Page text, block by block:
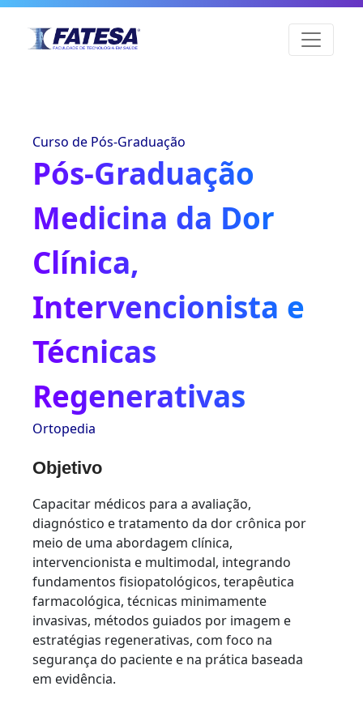
Curso de Pós-Graduação
Pós-Graduação
Medicina da Dor
Clínica,
Intervencionista e
Técnicas
Regenerativas
Ortopedia
Objetivo
Capacitar médicos para a avaliação,
diagnóstico e tratamento da dor crônica por
meio de uma abordagem clínica,
intervencionista e multimodal, integrando
fundamentos fisiopatológicos, terapêutica
farmacológica, técnicas minimamente
invasivas, métodos guiados por imagem e
estratégias regenerativas, com foco na
segurança do paciente e na prática baseada
em evidência.